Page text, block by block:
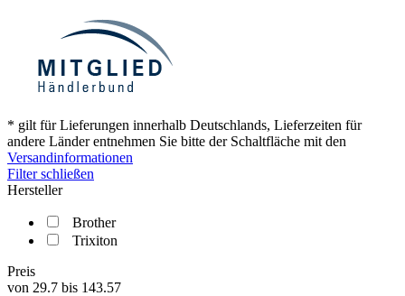
* gilt für Lieferungen innerhalb Deutschlands, Lieferzeiten für
andere Länder entnehmen Sie bitte der Schaltfläche mit den
Versandinformationen
Filter schließen
Hersteller
Brother
Trixiton
Preis
von 29.7 bis 143.57